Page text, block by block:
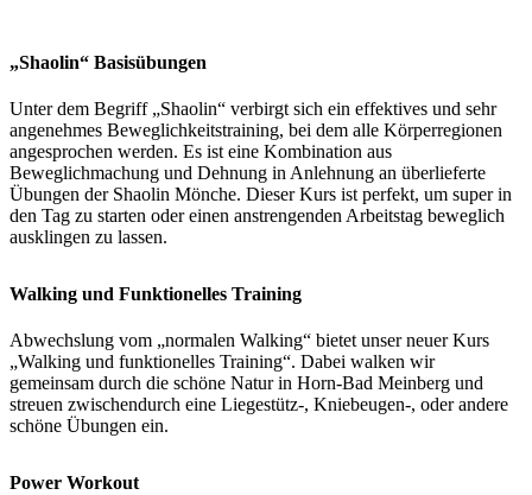
„Shaolin“ Basisübungen
Unter dem Begriff „Shaolin“ verbirgt sich ein effektives und sehr
angenehmes Beweglichkeitstraining, bei dem alle Körperregionen
angesprochen werden. Es ist eine Kombination aus
Beweglichmachung und Dehnung in Anlehnung an überlieferte
Übungen der Shaolin Mönche. Dieser Kurs ist perfekt, um super in
den Tag zu starten oder einen anstrengenden Arbeitstag beweglich
ausklingen zu lassen.
Walking und Funktionelles Training
Abwechslung vom „normalen Walking“ bietet unser neuer Kurs
„Walking und funktionelles Training“. Dabei walken wir
gemeinsam durch die schöne Natur in Horn-Bad Meinberg und
streuen zwischendurch eine Liegestütz-, Kniebeugen-, oder andere
schöne Übungen ein.
Power Workout